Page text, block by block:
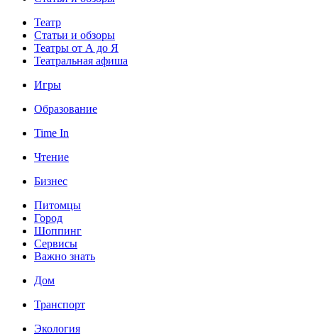
Театр
Статьи и обзоры
Театры от А до Я
Театральная афиша
Игры
Образование
Time In
Чтение
Бизнес
Питомцы
Город
Шоппинг
Сервисы
Важно знать
Дом
Транспорт
Экология